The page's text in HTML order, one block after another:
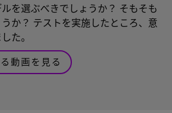
を選ぶべきでしょうか？ そもそも
か？ テストを実施したところ、意
た。
動画を見る